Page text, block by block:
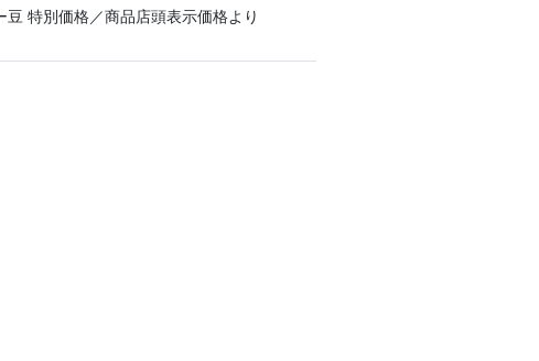
豆 特別価格／商品店頭表示価格より